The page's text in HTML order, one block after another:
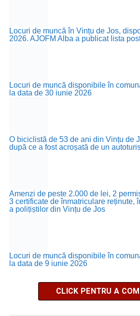
Locuri de muncă în Vințu de Jos,
2026. AJOFM Alba a publicat lista
Locuri de muncă disponibile în
la data de 30 iunie 2026
O biciclistă de 53 de ani din Vințu de
după ce a fost acroșată de un
Amenzi de peste 2.000 de lei, 2
3 certificate de înmatriculare reținute,
a polițiștilor din Vințu de Jos
Locuri de muncă disponibile în
la data de 9 iunie 2026
CLICK PENTRU A